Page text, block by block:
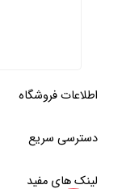
اطلاعات فروشگاه
دسترسی سریع
لینک های مفید